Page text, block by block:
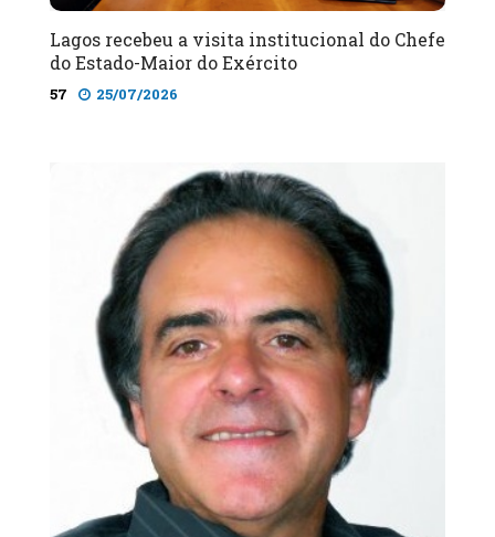
Lagos recebeu a visita institucional do Chefe
do Estado-Maior do Exército
57 25/07/2026